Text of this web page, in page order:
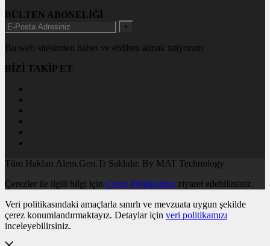
BÜLTEN ABONELİĞİ
+
Bu web sitesinden haber ve ebülten almak istiyorum
BİZİ TAKİP ET
Tüm Hakları Alem.Gen.Tr Saklıdır. By MAT Technology
Çerezler ile ilgili bilgi için Çerez Politikamızı ziyaret edebilirsiniz.
Veri politikasındaki amaçlarla sınırlı ve mevzuata uygun şekilde
çerez konumlandırmaktayız. Detaylar için veri politikamızı
inceleyebilirsiniz.